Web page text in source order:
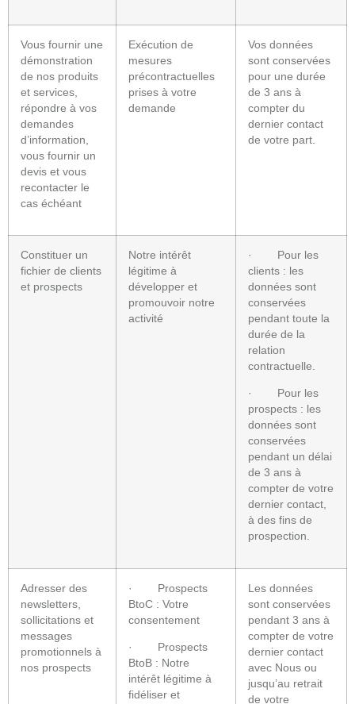
Vous fournir une
démonstration
de nos produits
et services,
répondre à vos
demandes
d’information,
vous fournir un
devis et vous
recontacter le
cas échéant
Exécution de
mesures
précontractuelles
prises à votre
demande
Vos données
sont conservées
pour une durée
de 3 ans à
compter du
dernier contact
de votre part.
Constituer un
fichier de clients
et prospects
Notre intérêt
légitime à
développer et
promouvoir notre
activité
· Pour les
clients : les
données sont
conservées
pendant toute la
durée de la
relation
contractuelle.
· Pour les
prospects : les
données sont
conservées
pendant un délai
de 3 ans à
compter de votre
dernier contact,
à des fins de
prospection.
Adresser des
newsletters,
sollicitations et
messages
promotionnels à
nos prospects
· Prospects
BtoC : Votre
consentement
· Prospects
BtoB : Notre
intérêt légitime à
fidéliser et
Les données
sont conservées
pendant 3 ans à
compter de votre
dernier contact
avec Nous ou
jusqu’au retrait
de votre